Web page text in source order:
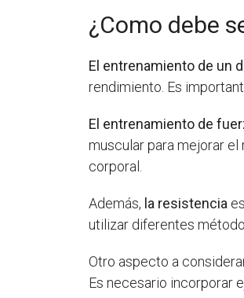
¿Como debe
El entrenamiento de un
rendimiento. Es
El entrenamiento de
muscular para mejorar
corporal.
Además, la resistencia
utilizar diferentes
Otro aspecto a
Es necesario incorporar